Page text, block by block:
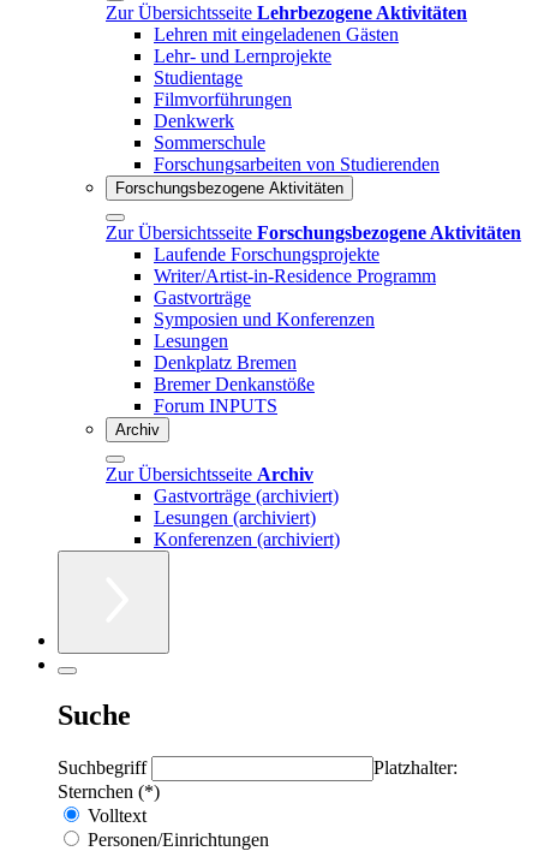
Zur Übersichtsseite Lehrbezogene Aktivitäten
Lehren mit eingeladenen Gästen
Lehr- und Lernprojekte
Studientage
Filmvorführungen
Denkwerk
Sommerschule
Forschungsarbeiten von Studierenden
Forschungsbezogene Aktivitäten
Zur Übersichtsseite Forschungsbezogene Aktivitäten
Laufende Forschungsprojekte
Writer/Artist-in-Residence Programm
Gastvorträge
Symposien und Konferenzen
Lesungen
Denkplatz Bremen
Bremer Denkanstöße
Forum INPUTS
Archiv
Zur Übersichtsseite Archiv
Gastvorträge (archiviert)
Lesungen (archiviert)
Konferenzen (archiviert)
Suche
Suchbegriff
Platzhalter:
Sternchen (*)
Volltext
Personen/Einrichtungen